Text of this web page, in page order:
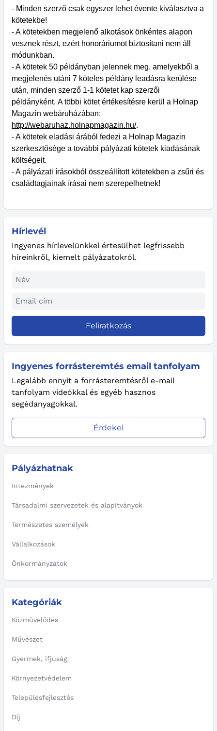
Hírlevél
Ingyenes hírlevelünkkel értesülhet legfrissebb
híreinkről, kiemelt pályázatokról.
Feliratkozás
Ingyenes forrásteremtés email tanfolyam
Legalább ennyit a forrásteremtésről e-mail
tanfolyam videókkal és egyéb hasznos
segédanyagokkal.
Érdekel
Pályázhatnak
Intézmények
Társadalmi szervezetek és alapítványok
Természetes személyek
Vállalkozások
Önkormányzatok
Kategóriák
Közművelődés
Művészet
Gyermek, ifjúság
Környezetvédelem
Településfejlesztés
Díj
- Minden szerző csak egyszer lehet évente kiválasztva a
kötetekbe!
- A kötetekben megjelenő alkotások önkéntes alapon
vesznek részt, ezért honoráriumot biztosítani nem áll
módunkban.
- A kötetek 50 példányban jelennek meg, amelyekből a
megjelenés utáni 7 köteles példány leadásra kerülése
után, minden szerző 1-1 kötetet kap szerzői
példányként. A többi kötet értékesítésre kerül a Holnap
Magazin webáruházában:
http://webaruhaz.holnapmagazin.hu/.
- A kötetek eladási árából fedezi a Holnap Magazin
szerkesztősége a további pályázati kötetek kiadásának
költségeit.
- A pályázati írásokból összeállított kötetekben a zsűri és
családtagjainak írásai nem szerepelhetnek!